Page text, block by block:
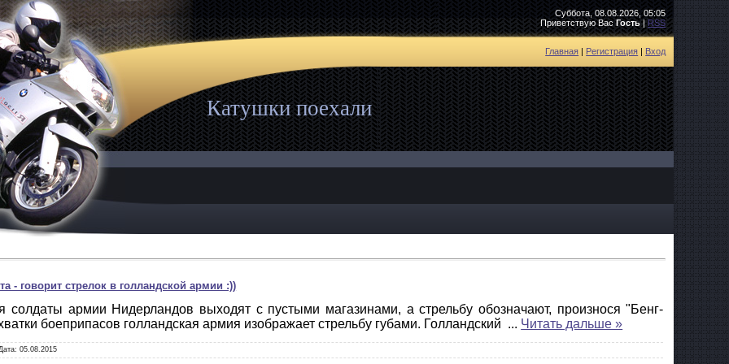
Суббота, 08.08.2026, 05:05
Приветствую Вас Гость|RSS
Главная | Регистрация | Вход
Катушки поехали
- говорит стрелок в голландской армии :))
солдаты армии Нидерландов выходят с пустыми магазинами, а стрельбу обозначают, произнося "Бенг-
боеприпасов голландская армия изображает стрельбу губами. Голландский ... Читать дальше »
05.08.2015